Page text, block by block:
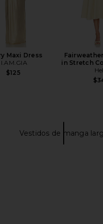
Maxi Dress
I.AM.GIA
$125
in Stretch
Vestidos de manga